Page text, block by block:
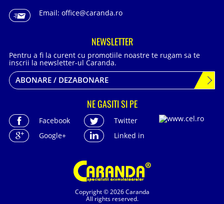
Copyright © 2026 Caranda
All rights reserved.
Email: office@caranda.ro
NEWSLETTER
Pentru a fi la curent cu promotiile noastre te rugam sa te
inscrii la newsletter-ul Caranda.
ABONARE / DEZABONARE
NE GASITI SI PE
Facebook
Twitter
Google+
Linked in